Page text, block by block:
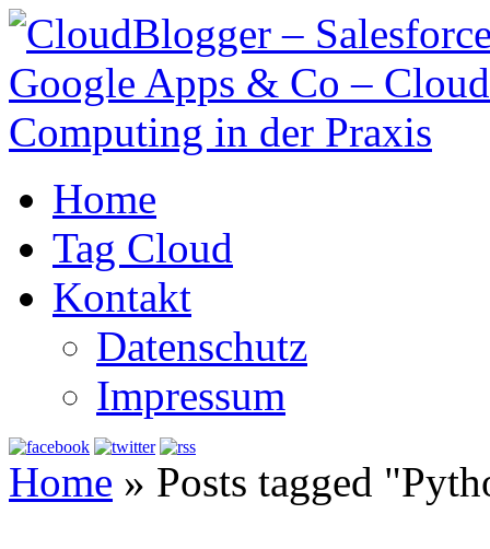
Home
Tag Cloud
Kontakt
Datenschutz
Impressum
Home » Posts tagged